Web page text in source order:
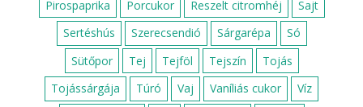
Pirospaprika
Porcukor Reszelt citromhéj
Sajt
Sertéshús
Szerecsendió Sárgarépa
Só
Sütőpor
Tej Tejföl Tejszín
Tojás
Tojássárgája
Túró Vaj Vaníliás cukor
Víz